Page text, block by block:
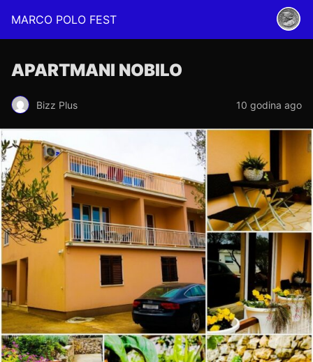
MARCO POLO FEST
APARTMANI NOBILO
Bizz Plus 10 godina ago